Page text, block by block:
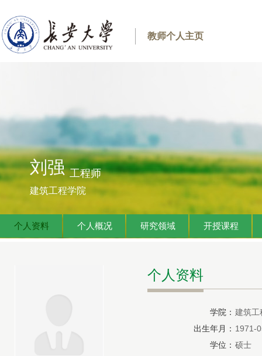
教师个人主页
刘强工程师
建筑工程学院
个人资料 个人概况 研究领域 开授课程
个人资料
学院： 建筑工
出生年月： 1971-
学位： 硕士